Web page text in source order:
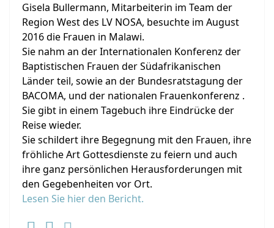
Gisela Bullermann, Mitarbeiterin im Team der
Region West des LV NOSA, besuchte im August
2016 die Frauen in Malawi.
Sie nahm an der Internationalen Konferenz der
Baptistischen Frauen der Südafrikanischen
Länder teil, sowie an der Bundesratstagung der
BACOMA, und der nationalen Frauenkonferenz .
Sie gibt in einem Tagebuch ihre Eindrücke der
Reise wieder.
Sie schildert ihre Begegnung mit den Frauen, ihre
fröhliche Art Gottesdienste zu feiern und auch
ihre ganz persönlichen Herausforderungen mit
den Gegebenheiten vor Ort.
Lesen Sie hier den Bericht.